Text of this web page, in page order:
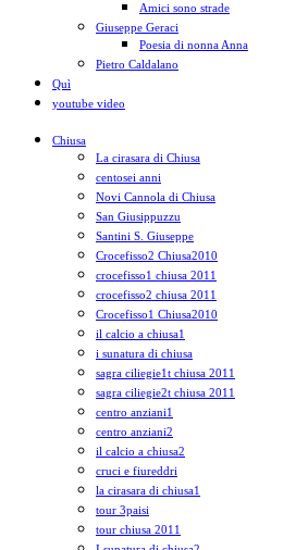
Amici sono strade
Giuseppe Geraci
Poesia di nonna Anna
Pietro Caldalano
Quì
youtube video
Chiusa
La cirasara di Chiusa
centosei anni
Novi Cannola di Chiusa
San Giusippuzzu
Santini S. Giuseppe
Crocefisso2 Chiusa2010
crocefisso1 chiusa 2011
crocefisso2 chiusa 2011
Crocefisso1 Chiusa2010
il calcio a chiusa1
i sunatura di chiusa
sagra ciliegie1t chiusa 2011
sagra ciliegie2t chiusa 2011
centro anziani1
centro anziani2
il calcio a chiusa2
cruci e fiureddri
la cirasara di chiusa1
tour 3paisi
tour chiusa 2011